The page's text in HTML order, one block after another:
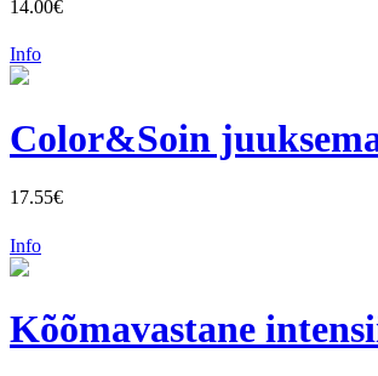
14.00€
Info
Color&Soin
17.55€
Info
Kõõmavastane